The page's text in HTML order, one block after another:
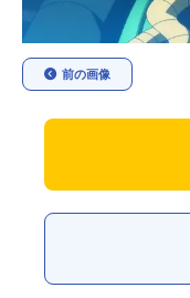
今期アニメ曜日別一覧
春アニメ
前の画像